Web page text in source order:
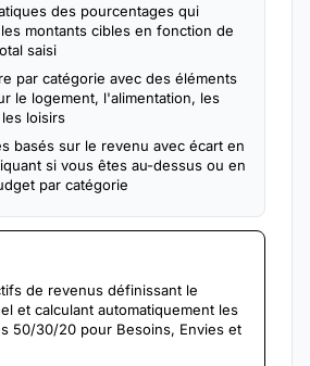
des pourcentages qui
montants cibles en fonction de
saisi
par catégorie avec des éléments
le logement, l'alimentation, les
loisirs
basés sur le revenu avec écart en
si vous êtes au-dessus ou en
par catégorie
de revenus définissant le
et calculant automatiquement les
50/30/20 pour Besoins, Envies et